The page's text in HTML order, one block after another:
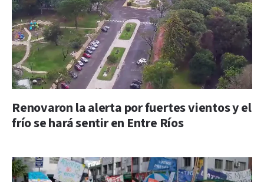
Renovaron la alerta por fuertes vientos y el
frío se hará sentir en Entre Ríos